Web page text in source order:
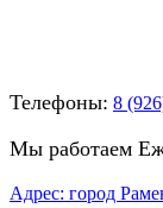
Телефоны: 8
Мы работаем
Адрес: город